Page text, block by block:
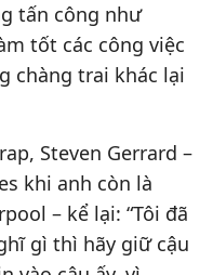
tấn công như
tốt các công việc
chàng trai khác lại
Steven Gerrard –
khi anh còn là
– kể lại: “Tôi đã
gì thì hãy giữ cậu